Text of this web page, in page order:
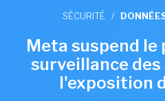
SÉCURITÉ /
Meta suspend
surveillance
l'exposition